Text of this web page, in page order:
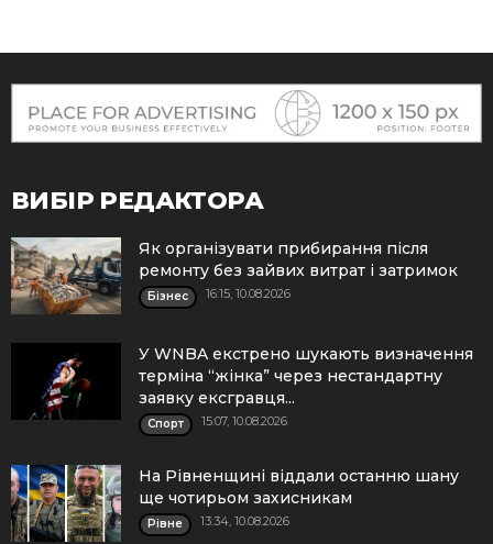
ВИБІР РЕДАКТОРА
Як організувати прибирання після
ремонту без зайвих витрат і затримок
Бізнес 16:15, 10.08.2026
У WNBA екстрено шукають визначення
терміна “жінка” через нестандартну
заявку ексгравця...
Спорт 15:07, 10.08.2026
На Рівненщині віддали останню шану
ще чотирьом захисникам
Рівне 13:34, 10.08.2026